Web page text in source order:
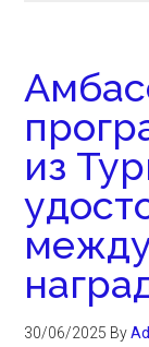
из
30/06/2025 By